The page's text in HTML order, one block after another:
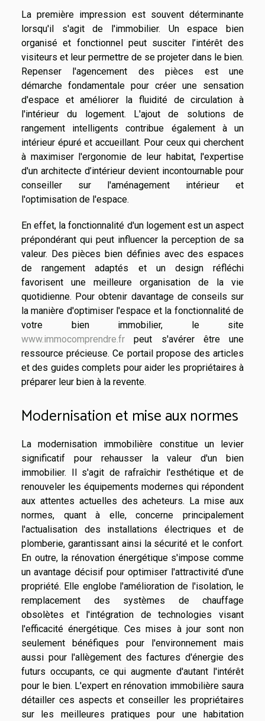
La première impression est souvent déterminante
lorsqu'il s'agit de l'immobilier. Un espace bien
organisé et fonctionnel peut susciter l’intérêt des
visiteurs et leur permettre de se projeter dans le bien.
Repenser l'agencement des pièces est une
démarche fondamentale pour créer une sensation
d'espace et améliorer la fluidité de circulation à
l'intérieur du logement. L'ajout de solutions de
rangement intelligents contribue également à un
intérieur épuré et accueillant. Pour ceux qui cherchent
à maximiser l'ergonomie de leur habitat, l'expertise
d'un architecte d’intérieur devient incontournable pour
conseiller sur l'aménagement intérieur et
l'optimisation de l'espace.
En effet, la fonctionnalité d'un logement est un aspect
prépondérant qui peut influencer la perception de sa
valeur. Des pièces bien définies avec des espaces
de rangement adaptés et un design réfléchi
favorisent une meilleure organisation de la vie
quotidienne. Pour obtenir davantage de conseils sur
la manière d'optimiser l'espace et la fonctionnalité de
votre bien immobilier, le site
www.immocomprendre.fr peut s'avérer être une
ressource précieuse. Ce portail propose des articles
et des guides complets pour aider les propriétaires à
préparer leur bien à la revente.
Modernisation et mise aux normes
La modernisation immobilière constitue un levier
significatif pour rehausser la valeur d'un bien
immobilier. Il s'agit de rafraîchir l'esthétique et de
renouveler les équipements modernes qui répondent
aux attentes actuelles des acheteurs. La mise aux
normes, quant à elle, concerne principalement
l'actualisation des installations électriques et de
plomberie, garantissant ainsi la sécurité et le confort.
En outre, la rénovation énergétique s'impose comme
un avantage décisif pour optimiser l'attractivité d'une
propriété. Elle englobe l'amélioration de l'isolation, le
remplacement des systèmes de chauffage
obsolètes et l'intégration de technologies visant
l'efficacité énergétique. Ces mises à jour sont non
seulement bénéfiques pour l'environnement mais
aussi pour l'allègement des factures d'énergie des
futurs occupants, ce qui augmente d'autant l'intérêt
pour le bien. L'expert en rénovation immobilière saura
détailler ces aspects et conseiller les propriétaires
sur les meilleures pratiques pour une habitation